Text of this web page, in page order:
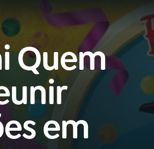
BuscarQuem
em